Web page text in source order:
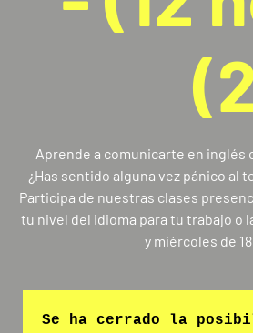
Aprende a comunicarte en inglés
¿Has sentido alguna vez pánico al
Participa de nuestras clases
tu nivel del idioma para tu trabajo o
Se ha cerrado la